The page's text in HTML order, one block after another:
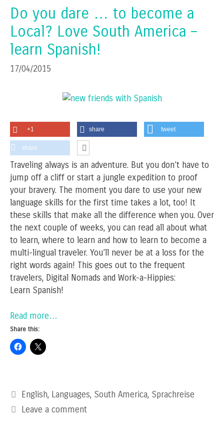
Do you dare … to become a
Local? Love South America –
learn Spanish!
17/04/2015
+1 share tweet
share
Traveling always is an adventure. But you don’t have to
jump off a cliff or start a jungle expedition to proof
your bravery. The moment you dare to use your new
language skills for the first time takes a lot, too! It
these skills that make all the difference when you. Over
the next couple of weeks, you can read all about what
to learn, where to learn and how to learn to become a
multi-lingual traveler. You’ll never be at a loss for the
right words again! This goes out to the frequent
travelers, Digital Nomads and Work-a-Hippies:
Learn Spanish!
Read more…
Share this:
Categories
English, Languages, South America, Sprachreise
Leave a comment